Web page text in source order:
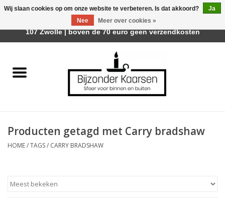
Räder Design Stories
Geurkaarsen
Producten getagd met Carry bradshaw
HOME/TAGS/ CARRY BRADSHAW
Wij slaan cookies op om onze website te verbeteren. Is dat akkoord?
Ja
Nee
Meer over cookies »
Afhalen is mogelijk bij Trotz Woon & Cadeau | Belvederelaan
107 Zwolle | boven de 70 euro geen verzendkosten